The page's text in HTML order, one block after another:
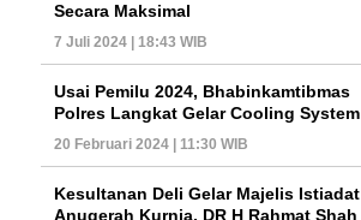
Secara Maksimal
7 Juli 2024 | 18:43 WIB
Usai Pemilu 2024, Bhabinkamtibmas
Polres Langkat Gelar Cooling System
20 Februari 2024 | 11:30 WIB
Kesultanan Deli Gelar Majelis Istiadat
Anugerah Kurnia, DR H Rahmat Shah